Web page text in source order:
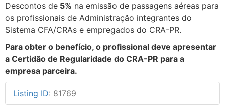
Descontos de 5% na emissão de passagens aéreas para
os profissionais de Administração integrantes do
Sistema CFA/CRAs e empregados do CRA-PR.
Para obter o benefício, o profissional deve apresentar
a Certidão de Regularidade do CRA-PR para a
empresa parceira.
Listing ID: 81769